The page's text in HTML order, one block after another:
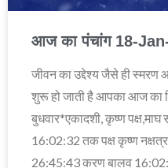
आज का पंचांग 18-
जीवन का उद्देश्य जैसे ही स्मरण
शुरू हो जाती है आपका आज का
बुधवार*एकादशी, कृष्ण पक्ष,माघ
16:02:32 तक पक्ष कृष्ण नक्षत्र
26:45:43 करण बालव